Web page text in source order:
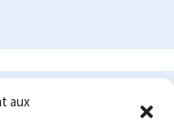
aux
ancienne depuis de